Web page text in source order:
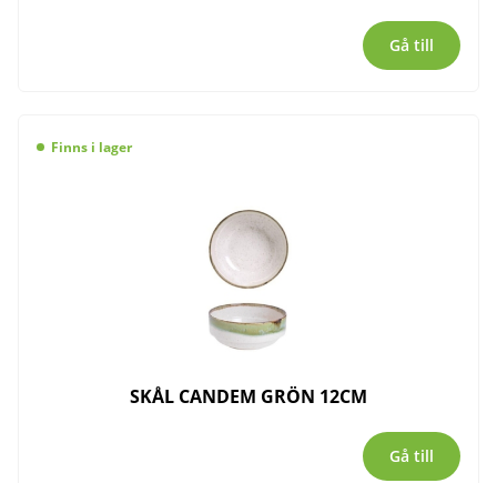
Gå till
Finns i lager
SKÅL CANDEM GRÖN 12CM
Gå till